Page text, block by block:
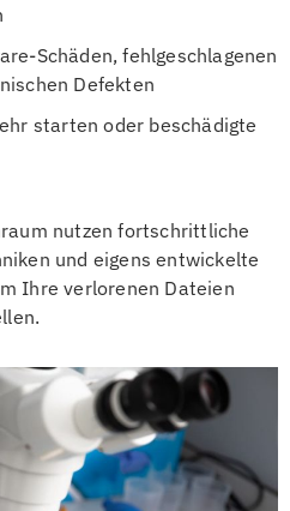
Schäden, fehlgeschlagenen
Defekten
starten oder beschädigte
nutzen fortschrittliche
und eigens entwickelte
Ihre verlorenen Dateien